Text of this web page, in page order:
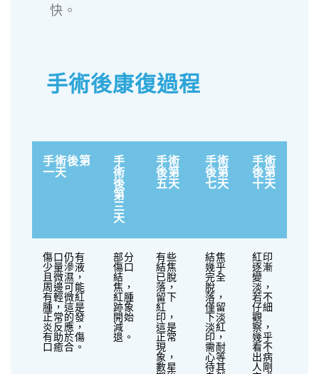
快。
手術後康復過程
手術後第
一天
手
術
後
第
三
天
手術
後第
五天
手術
後第
七天
手術
後第
十天
傷口仍有
少量滲液
且微濕，
周邊可能
有輕微紅
腫，這是
正常的發
炎反應，
有助於傷
口癒合。
部分
傷口
結
焦，
紅腫
跡象
開始
減
退。
有些
結焦
已脫
落，
留下
紅
印，
這是
正常
現
象，
數星
結焦
幾乎
完全
脫
落，
僅留
下淡
淡紅
印，
需耐
心等
待其
紅印
逐漸
變
淡，
若不
仔細
觀
察，
幾乎
看不
出病
人剛